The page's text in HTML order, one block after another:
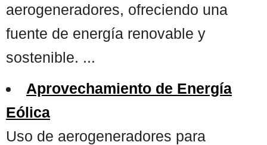
aerogeneradores, ofreciendo una
fuente de energía renovable y
sostenible. ...
Aprovechamiento de Energía
Eólica
Uso de aerogeneradores para